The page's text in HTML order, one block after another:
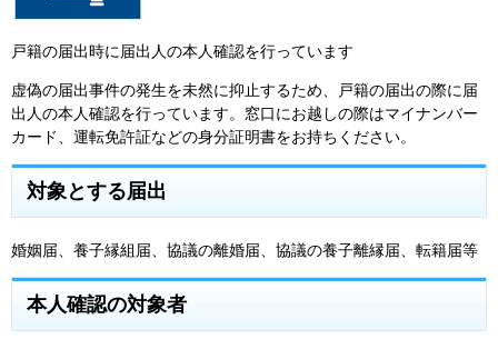
戸籍の届出時に届出人の本人確認を行っています
虚偽の届出事件の発生を未然に抑止するため、戸籍の届出の際に届
出人の本人確認を行っています。窓口にお越しの際はマイナンバー
カード、運転免許証などの身分証明書をお持ちください。
対象とする届出
婚姻届、養子縁組届、協議の離婚届、協議の養子離縁届、転籍届等
本人確認の対象者